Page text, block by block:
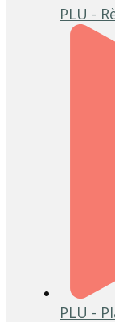
PLU -
PLU -